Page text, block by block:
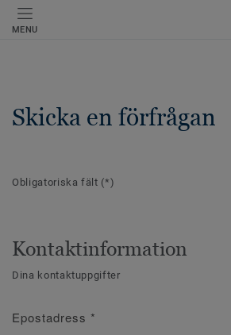
MENU
Skicka en förfrågan
Obligatoriska fält (*)
Kontaktinformation
Dina kontaktuppgifter
Epostadress *